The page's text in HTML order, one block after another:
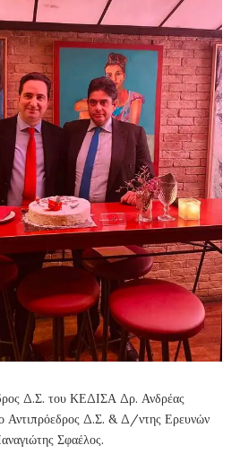
Δ.Σ. του ΚΕΔΙΣΑ Δρ. Ανδρέας
Αντιπρόεδρος Δ.Σ. & Δ/ντης Ερευνών
Σφαέλος.